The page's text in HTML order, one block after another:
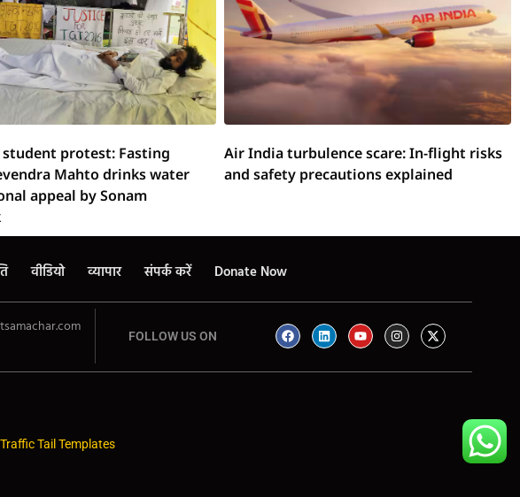
student protest: Fasting
Mahto drinks water
appeal by Sonam
Air India turbulence scare: In-flight risks
and safety precautions explained
वीडियो व्यापार संपर्क करें Donate Now
FOLLOW US ON
Traffic Tail Templates